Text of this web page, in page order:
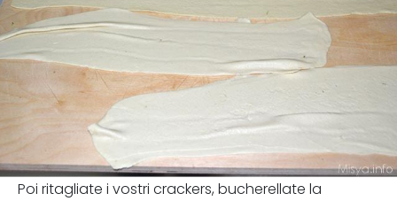
Poi ritagliate i vostri crackers, bucherellate la